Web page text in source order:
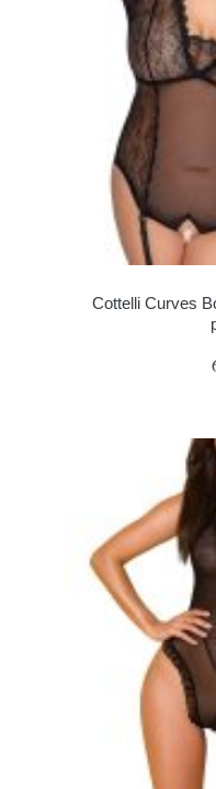
Cottelli Curves